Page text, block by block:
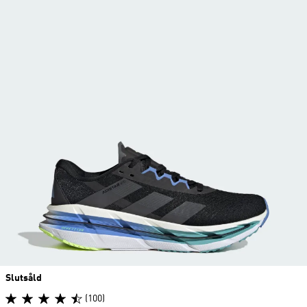
Slutsåld
(100)